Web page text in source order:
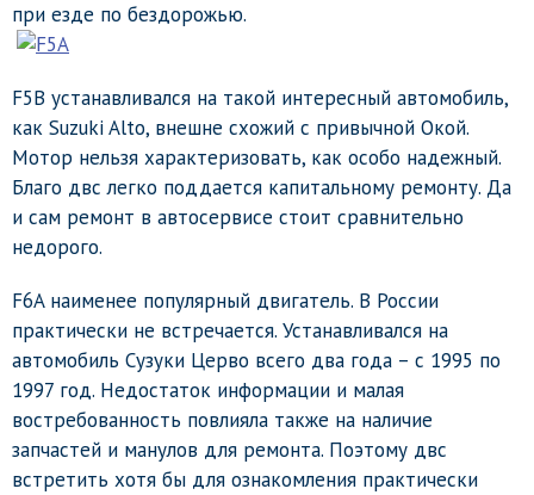
при езде по бездорожью.
F5B устанавливался на такой интересный автомобиль,
как Suzuki Alto, внешне схожий с привычной Окой.
Мотор нельзя характеризовать, как особо надежный.
Благо двс легко поддается капитальному ремонту. Да
и сам ремонт в автосервисе стоит сравнительно
недорого.
F6A наименее популярный двигатель. В России
практически не встречается. Устанавливался на
автомобиль Сузуки Церво всего два года – с 1995 по
1997 год. Недостаток информации и малая
востребованность повлияла также на наличие
запчастей и манулов для ремонта. Поэтому двс
встретить хотя бы для ознакомления практически